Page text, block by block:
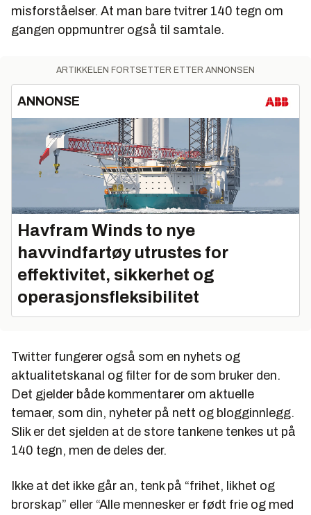
misforståelser. At man bare tvitrer 140 tegn om
gangen oppmuntrer også til samtale.
ARTIKKELEN FORTSETTER ETTER ANNONSEN
ANNONSE
Havfram Winds to nye
havvindfartøy utrustes for
effektivitet, sikkerhet og
operasjonsfleksibilitet
Twitter fungerer også som en nyhets og
aktualitetskanal og filter for de som bruker den.
Det gjelder både kommentarer om aktuelle
temaer, som din, nyheter på nett og blogginnlegg.
Slik er det sjelden at de store tankene tenkes ut på
140 tegn, men de deles der.
Ikke at det ikke går an, tenk på “frihet, likhet og
brorskap” eller “Alle mennesker er født frie og med